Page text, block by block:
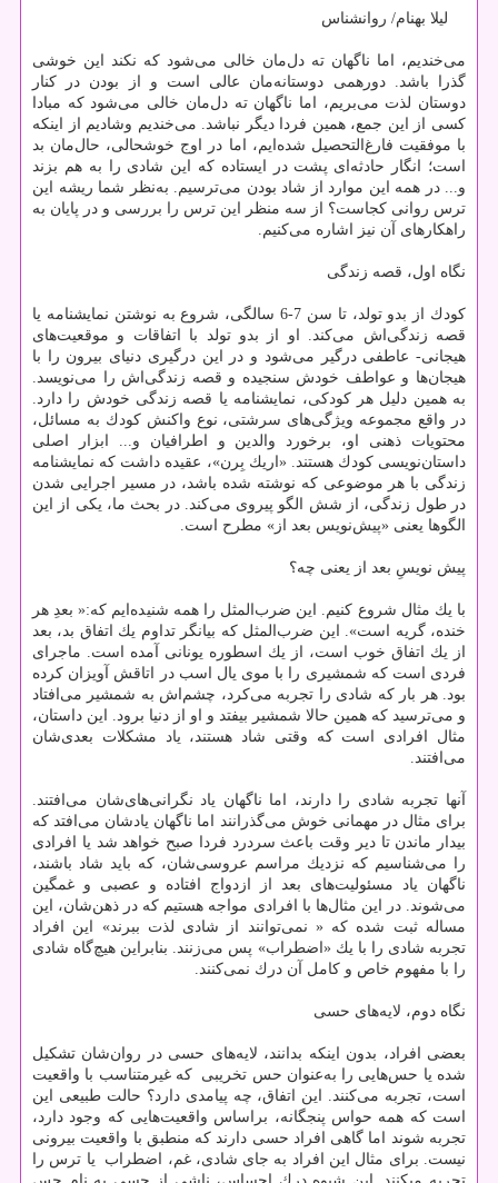
لیلا بهنام/ روانشناس
می‌خندیم، اما ناگهان ته دل‌مان خالی می‌شود كه نكند این خوشی
گذرا باشد. دورهمی دوستانه‌مان عالی است و از بودن در كنار
دوستان لذت می‌بریم، اما ناگهان ته دل‌مان خالی می‌شود كه مبادا
كسی از این جمع، همین فردا دیگر نباشد. می‌خندیم وشادیم از اینكه
با موفقیت فارغ‌التحصیل شده‌ایم، اما در اوج خوشحالی، حال‌مان بد‌
است؛ انگار حادثه‌ای پشت در ایستاده كه این شادی را به هم بزند
و... در همه این موارد از شاد بودن می‌ترسیم. به‌نظر شما ریشه این
ترس روانی كجاست؟ از سه منظر این ترس را بررسی و در پایان به
راهكارهای آن نیز اشاره می‌كنیم.
نگاه اول، قصه زندگی
كودك از بدو تولد، تا سن 7-6 سالگی، شروع به نوشتن نمایشنامه یا
قصه زندگی‌اش می‌كند. او از بدو تولد با اتفاقات و موقعیت‌های
هیجانی- عاطفی درگیر می‌شود و در این درگیری دنیای بیرون را با
هیجا‌ن‌ها و عواطف خودش سنجیده و قصه زندگی‌اش را می‌نویسد.
به همین دلیل هر كودكی، نمایشنامه یا قصه زندگی خودش را دارد.
در واقع مجموعه ویژگی‌های سرشتی، نوع واكنش كودك به مسائل،
محتویات ذهنی او، برخورد والدین و اطرافیان و... ابزار اصلی
داستان‌نویسی كودك هستند. «اریك بِرن»، عقیده داشت كه نمایشنامه
زندگی با هر موضوعی كه نوشته شده باشد، در مسیر اجرایی شدن
در طول زندگی، از شش الگو پیروی می‌كند. در بحث ما، یكی از این
الگوها یعنی «پیش‌نویس بعد از» مطرح است.
پیش نویسِ بعد از یعنی چه؟
با یك مثال شروع كنیم. این ضرب‌المثل را همه شنیده‌ایم كه:« بعدِ هر
خنده، گریه است». این ضرب‌المثل كه بیانگر تداوم یك اتفاق بد، بعد
از یك اتفاق خوب است، از یك اسطوره یونانی آمده‌ است. ماجرای
فردی است كه شمشیری را با موی یال اسب در اتاقش آویزان كرده
بود. هر بار كه شادی‌ را تجربه می‌كرد، چشم‌اش به شمشیر می‌افتاد
و می‌ترسید كه همین حالا شمشیر بیفتد و او از دنیا برود. این داستان،
مثال افرادی است كه وقتی شاد هستند، یاد مشكلات بعدی‌شان
می‌افتند.
آنها تجربه شادی را دارند، اما ناگهان یاد نگرانی‌های‌شان می‌افتند.
برای مثال در مهمانی خوش می‌گذرانند‌ اما ناگهان یادشان می‌افتد كه
بیدار ماندن تا دیر وقت باعث سردرد فردا صبح خواهد شد یا افرادی
را می‌شناسیم كه نزدیك مراسم عروسی‌شان، كه باید شاد باشند،
ناگهان یاد مسئولیت‌های بعد از ازدواج افتاده و عصبی و غمگین
می‌شوند. در این مثال‌ها با افرادی مواجه هستیم كه در ذهن‌شان، این
مساله ثبت شده كه « نمی‌توانند از شادی لذت ببرند» این افراد
تجربه شادی را با یك «اضطراب» پس می‌زنند. بنابراین هیچ‌گاه شادی
را با مفهوم خاص و كامل آن درك نمی‌كنند.
نگاه دوم، لایه‌های حسی
بعضی افراد، بدون اینكه بدانند، لایه‌های حسی‌‌ در روان‌شان تشكیل
شده یا حس‌هایی را به‌عنوان حس تخریبی كه غیرمتناسب با واقعیت
است، تجربه می‌كنند. این اتفاق، چه پیامدی دارد؟ حالت طبیعی این
است كه همه حواس پنجگانه، براساس واقعیت‌هایی كه وجود دارد،
تجربه شوند اما گاهی افراد حسی دارند كه منطبق با واقعیت بیرونی
نیست. برای مثال این افراد به جای شادی، غم، اضطراب ‌ یا ترس را